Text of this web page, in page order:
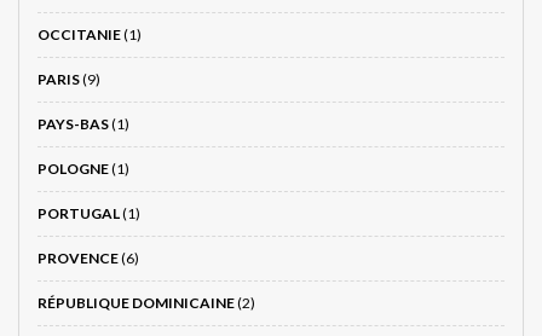
OCCITANIE(1)
PARIS(9)
PAYS-BAS(1)
POLOGNE(1)
PORTUGAL(1)
PROVENCE(6)
RÉPUBLIQUE DOMINICAINE(2)